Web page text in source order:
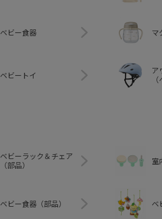
ベビー食器 マ
ベビートイ
ア
ベビーラック＆チェア
（部品）
室
ベビー食器（部品） ベ